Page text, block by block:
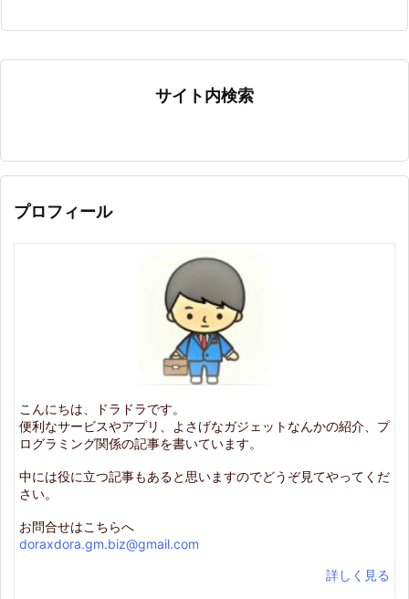
サイト内検索
プロフィール
こんにちは、ドラドラです。
便利なサービスやアプリ、よさげなガジェットなんかの紹介、プ
ログラミング関係の記事を書いています。
中には役に立つ記事もあると思いますのでどうぞ見てやってくだ
さい。
お問合せはこちらへ
doraxdora.gm.biz@gmail.com
詳しく見る